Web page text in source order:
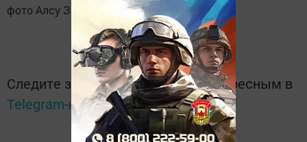
фото Алсу Зиганьшиной
Следите за самым важным и интересным в
Telegram-каналеТатмедиа